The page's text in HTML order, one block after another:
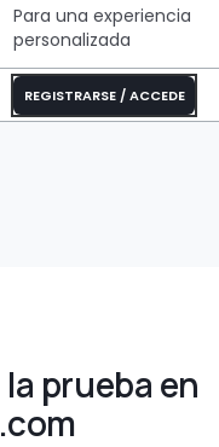
Para una experiencia
personalizada
REGISTRARSE / ACCEDE
la prueba en